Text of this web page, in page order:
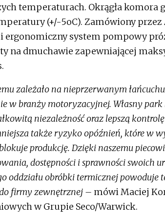
temperaturach. Okrągła komora
(+/-5oC). Zamówiony
ergonomiczny system pompowy
na dmuchawie zapewniającej
zależało na nieprzerwanym
w branży motoryzacyjnej. Własny
niezależność oraz lepszą
także ryzyko opóźnień, które w
produkcję. Dzięki naszemu
dostępności i sprawności swoich
oddziału obróbki termicznej powoduje
firmy zewnętrznej – mówi Maciej
w Grupie Seco/Warwick.